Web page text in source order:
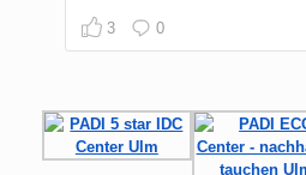
3 0